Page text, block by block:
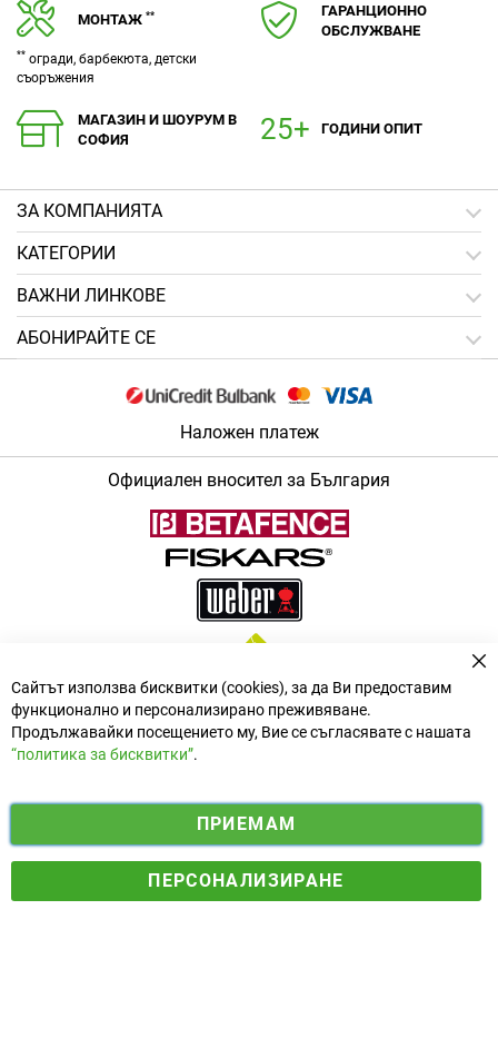
МОНТАЖ **
** огради, барбекюта, детски
съоръжения
ГАРАНЦИОННО
ОБСЛУЖВАНЕ
МАГАЗИН И ШОУРУМ В
СОФИЯ
ГОДИНИ ОПИТ
ЗA КОМПАНИЯТА
КАТЕГОРИИ
ВАЖНИ ЛИНКОВЕ
АБОНИРАЙТЕ СЕ
Наложен платеж
Официален вносител за България
© 2025 Ogradina.bg Всички права запазени. | Обменен курс:
f
a
i
n
s
y
o
u
Електронен магазин
Сайтът използва бисквитки (cookies), за да Ви предоставим
функционално и персонализирано преживяване.
Продължавайки посещението му, Вие се съгласявате с нашата
“политика за бисквитки”.
ПРИЕМАМ
ПЕРСОНАЛИЗИРАНЕ